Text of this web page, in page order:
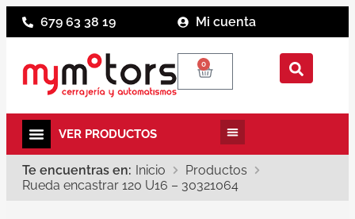
679 63 38 19 Mi cuenta
0
Te encuentras en: Inicio
Productos
Rueda encastrar 120 U16 – 30321064